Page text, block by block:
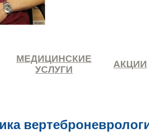
МЕДИЦИНСКИЕ
УСЛУГИ
АКЦИИ